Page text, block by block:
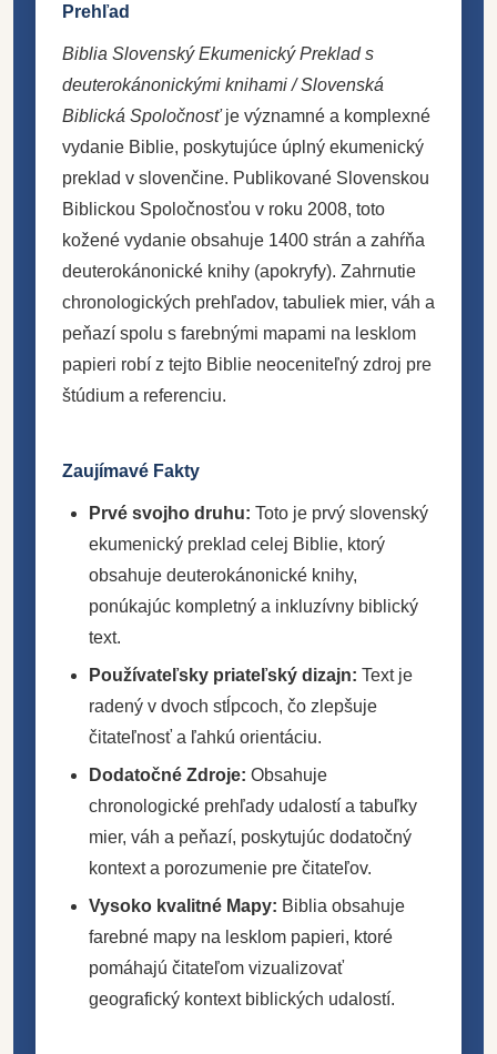
Prehľad
Biblia Slovenský Ekumenický Preklad s
deuterokánonickými knihami / Slovenská
Biblická Spoločnosťje významné a komplexné
vydanie Biblie, poskytujúce úplný ekumenický
preklad v slovenčine. Publikované Slovenskou
Biblickou Spoločnosťou v roku 2008, toto
kožené vydanie obsahuje 1400 strán a zahŕňa
deuterokánonické knihy (apokryfy). Zahrnutie
chronologických prehľadov, tabuliek mier, váh a
peňazí spolu s farebnými mapami na lesklom
papieri robí z tejto Biblie neoceniteľný zdroj pre
štúdium a referenciu.
Zaujímavé Fakty
Prvé svojho druhu: Toto je prvý slovenský
ekumenický preklad celej Biblie, ktorý
obsahuje deuterokánonické knihy,
ponúkajúc kompletný a inkluzívny biblický
text.
Používateľsky priateľský dizajn: Text je
radený v dvoch stĺpcoch, čo zlepšuje
čitateľnosť a ľahkú orientáciu.
Dodatočné Zdroje: Obsahuje
chronologické prehľady udalostí a tabuľky
mier, váh a peňazí, poskytujúc dodatočný
kontext a porozumenie pre čitateľov.
Vysoko kvalitné Mapy: Biblia obsahuje
farebné mapy na lesklom papieri, ktoré
pomáhajú čitateľom vizualizovať
geografický kontext biblických udalostí.